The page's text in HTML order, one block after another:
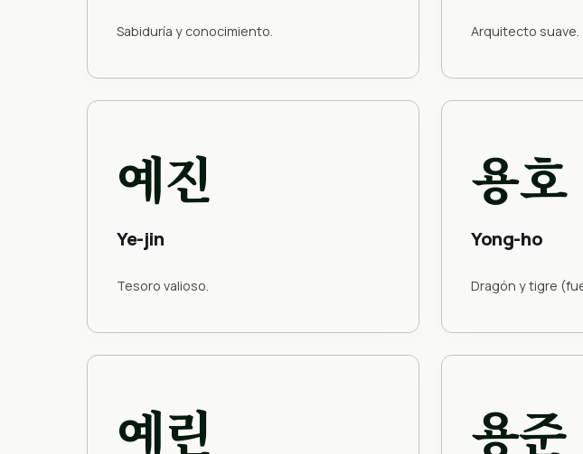
Sabiduría y conocimiento.
예진
Ye-jin
Tesoro valioso.
예린
Arquitecto suave.
용호
Yong-ho
Dragón y tigre
용준